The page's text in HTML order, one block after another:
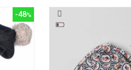
-48